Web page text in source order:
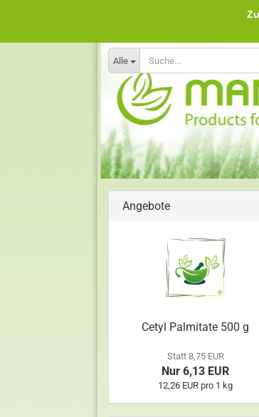
Alle
Angebote
Cetyl Palmitate 500 g
Statt 8,75 EUR
Nur 6,13 EUR
12,26 EUR pro 1 kg